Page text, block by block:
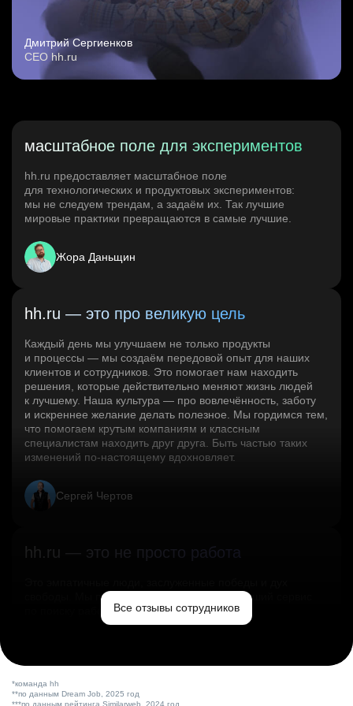
Дмитрий Сергиенков
CEO hh.ru
масштабное поле для экспериментов
hh.ru предоставляет масштабное поле
для технологических и продуктовых экспериментов:
мы не следуем трендам, а задаём их. Так лучшие
мировые практики превращаются в самые лучшие.
Жора Даньщин
hh.ru — это про великую цель
Каждый день мы улучшаем не только продукты
и процессы — мы создаём передовой опыт для наших
клиентов и сотрудников. Это помогает нам находить
решения, которые действительно меняют жизнь людей
к лучшему. Наша культура — про вовлечённость, заботу
и искреннее желание делать полезное. Мы гордимся тем,
что помогаем крутым компаниям и классным
специалистам находить друг друга. Быть частью таких
изменений по‑настоящему вдохновляет.
Сергей Чертов
hh.ru — это не просто работа
свободы. Мы помогаем миру и создаём лучший сервис
по поиску работы в стране.Все отзывы сотрудников
*команда hh
**по данным Dream Job, 2025 год
***по данным рейтинга Similarweb, 2024 год